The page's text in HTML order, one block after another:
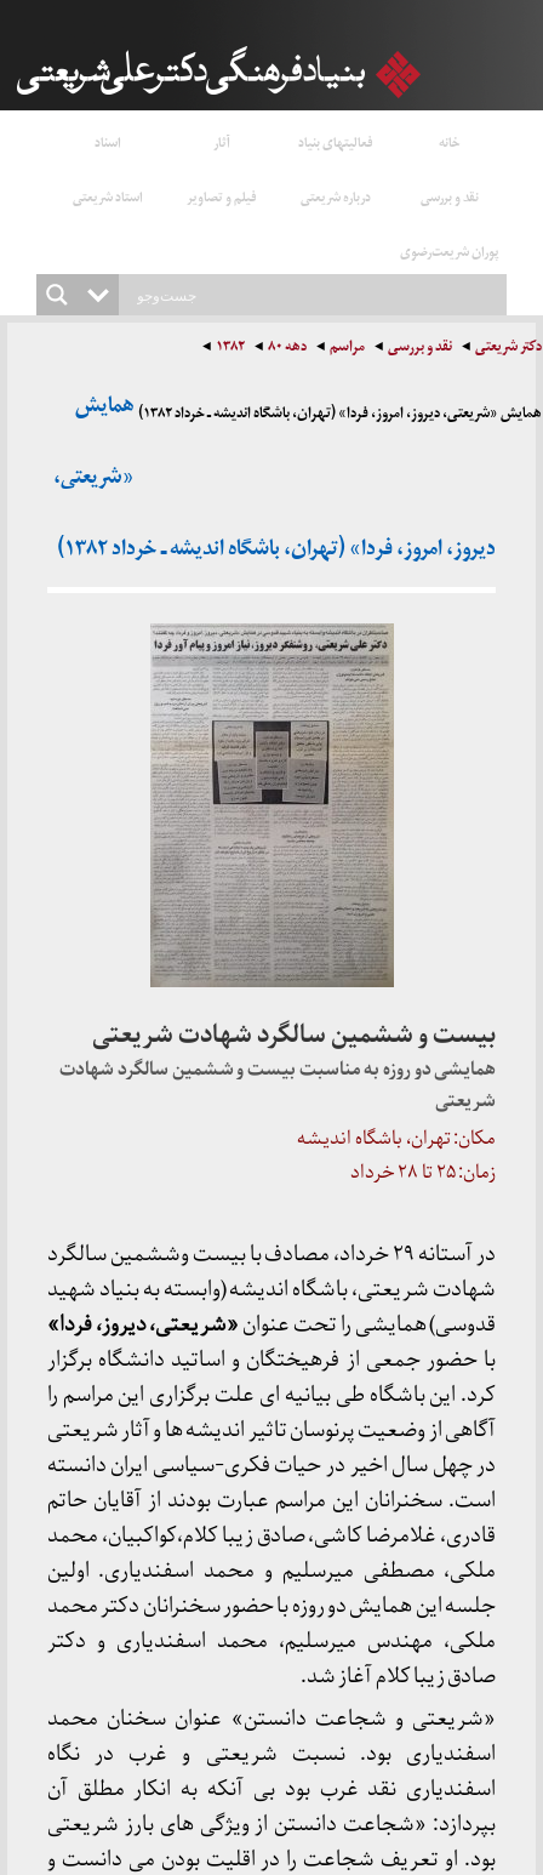
خانه فعالیتهای بنیاد آثار
اسناد
نقد و بررسی
درباره شریعتی فیلم و تصاویر
استاد شریعتی
پوران شریعت‌رضوی
دکتر شریعتی نقد و بررسی مراسم دهه ۸۰ ۱۳۸۲
همایش «شریعتی، دیروز، امروز، فردا» (تهران، باشگاه اندیشه ـ خرداد ۱۳۸۲)
همایش
«شریعتی،
دیروز، امروز، فردا» (تهران، باشگاه اندیشه ـ خرداد ۱۳۸۲)
بیست و ششمین سالگرد شهادت شریعتی
همایشی دو روزه به مناسبت بیست و ششمین سالگرد شهادت
شریعتی
مکان: تهران، باشگاه اندیشه
زمان: ۲۵ تا ۲۸ خرداد
در آستانه ۲۹ خرداد، مصادف با بیست وششمین سالگرد
شهادت شریعتی، باشگاه اندیشه (وابسته به بنیاد شهید
قدوسی) همایشی را تحت عنوان«شریعتی، دیروز، فردا»
با حضور جمعی از فرهیختگان و اساتید دانشگاه برگزار
کرد. این باشگاه طی بیانیه ای علت برگزاری این مراسم را
آگاهی از وضعیت پرنوسان تاثیر اندیشه ها و آثار شریعتی
در چهل سال اخیر در حیات فکری-سیاسی ایران دانسته
است. سخنرانان این مراسم عبارت بودند از آقایان حاتم
قادری، غلامرضا کاشی، صادق زیبا کلام،کواکبیان، محمد
ملکی، مصطفی میرسلیم و محمد اسفندیاری. اولین
جلسه این همایش دو روزه با حضور سخنرانان دکتر محمد
ملکی، مهندس میرسلیم، محمد اسفندیاری و دکتر
صادق زیبا کلام آغاز شد.
«شریعتی و شجاعت دانستن» عنوان سخنان محمد
اسفندیاری بود. نسبت شریعتی و غرب در نگاه
اسفندیاری نقد غرب بود بی آنکه به انکار مطلق آن
بپردازد: «شجاعت دانستن از ویژگی های بارز شریعتی
بود. او تعریف شجاعت را در اقلیت بودن می دانست و